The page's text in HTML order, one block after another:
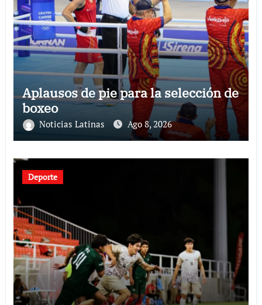
Aplausos de pie para la selección de
boxeo
Noticias Latinas Ago 8, 2026
Deporte